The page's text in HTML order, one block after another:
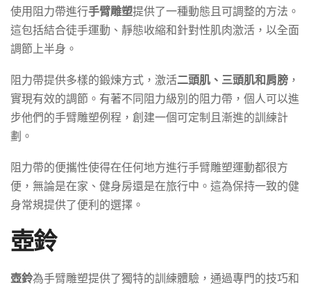
使用阻力帶進行手臂雕塑提供了一種動態且可調整的方法。
這包括結合徒手運動、靜態收縮和針對性肌肉激活，以全面
調節上半身。
阻力帶提供多樣的鍛煉方式，激活二頭肌、三頭肌和肩膀 ，
實現有效的調節。有著不同阻力級別的阻力帶，個人可以進
步他們的手臂雕塑例程，創建一個可定制且漸進的訓練計
劃。
阻力帶的便攜性使得在任何地方進行手臂雕塑運動都很方
便，無論是在家、健身房還是在旅行中。這為保持一致的健
身常規提供了便利的選擇。
壺鈴
壺鈴為手臂雕塑提供了獨特的訓練體驗，通過專門的技巧和